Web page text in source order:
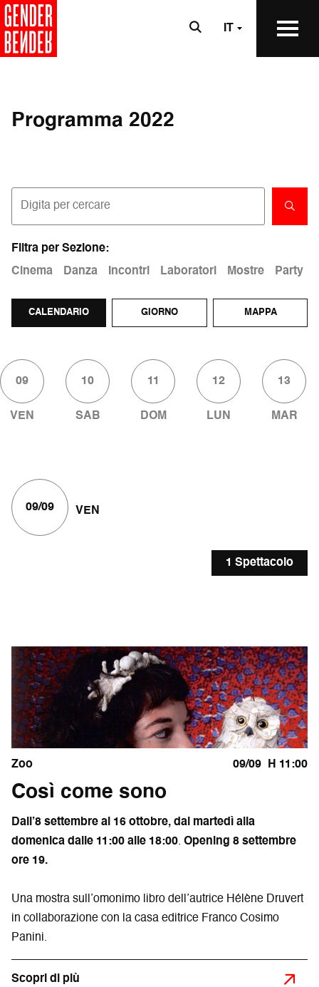
IT
Programma 2022
CERCA
Filtra per Sezione:
Cinema
Danza Incontri Laboratori Mostre Party
CALENDARIO GIORNO MAPPA
09
VEN
10
SAB
11
DOM
12
LUN
13
MAR
09/09 VEN
1 Spettacolo
Zoo 09/09 H 11:00
Così come sono
Dall’8 settembre al 16 ottobre, dal martedì alla
domenica dalle 11:00 alle 18:00. Opening 8 settembre
ore 19.
Una mostra sull’omonimo libro dell’autrice Hélène Druvert
in collaborazione con la casa editrice Franco Cosimo
Panini.
Scopri di più